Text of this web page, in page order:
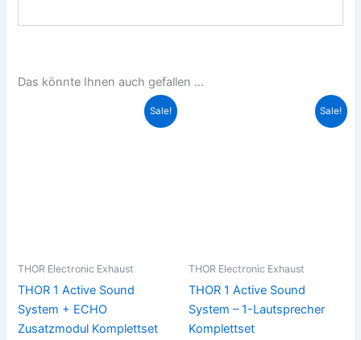
Das könnte Ihnen auch gefallen …
Sale!
THOR Electronic Exhaust
THOR 1 Active Sound
System + ECHO
Zusatzmodul Komplettset
UrsprünglicherAktueller
Preis
Sale!
THOR Electronic Exhaust
THOR 1 Active Sound
System – 1-Lautsprecher
Komplettset
UrsprünglicherAktueller
Preis